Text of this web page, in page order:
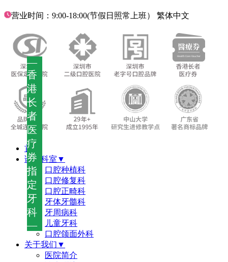
—
香
港
长
者
医
疗
券
指
定
牙
科
—
营业时间：9:00-18:00(节假日照常上班） 繁体中文
首页
诊疗科室▼
口腔种植科
口腔修复科
口腔正畸科
牙体牙髓科
牙周病科
儿童牙科
口腔颌面外科
关于我们▼
医院简介